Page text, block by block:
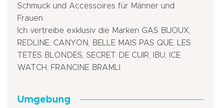
Schmuck und Accessoires für Männer und
Frauen.
Ich vertreibe exklusiv die Marken GAS BIJOUX,
REDLINE, CANYON, BELLE MAIS PAS QUE, LES
TETES BLONDES, SECRET DE CUIR, IBU, ICE
WATCH, FRANCINE BRAMLI.
Umgebung